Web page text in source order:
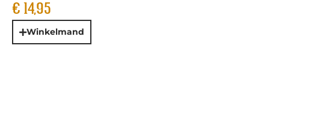
€ 14,95
Winkelmand